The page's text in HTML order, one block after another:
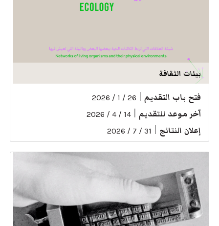
بيئات الثقافة
فتح باب التقديم 26 / 1 / 2026
آخر موعد للتقديم 14 / 4 / 2026
إعلان النتائج 31 / 7 / 2026